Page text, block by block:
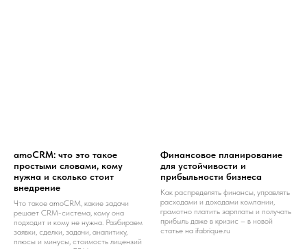
amoCRM: что это такое
простыми словами, кому
нужна и сколько стоит
внедрение
Что такое amoCRM, какие задачи
решает CRM-система, кому она
подходит и кому не нужна. Разбираем
заявки, сделки, задачи, аналитику,
плюсы и минусы, стоимость лицензий
Финансовое планирование
для устойчивости и
прибыльности бизнеса
Как распределять финансы, управлять
расходами и доходами компании,
грамотно платить зарплаты и получать
прибыль даже в кризис – в новой
статье на ifabrique.ru